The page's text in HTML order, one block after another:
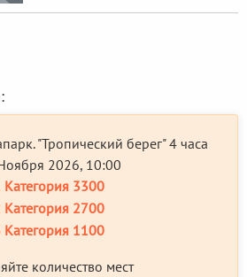
"Тропический берег" 4 часа
2026, 10:00
Категория 3300
Категория 2700
Категория 1100
количество мест